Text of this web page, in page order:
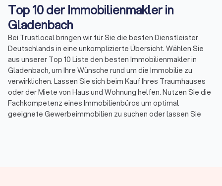
Top 10 der Immobilienmakler in
Gladenbach
Bei Trustlocal bringen wir für Sie die besten Dienstleister
Deutschlands in eine unkomplizierte Übersicht. Wählen Sie
aus unserer Top 10 Liste den besten Immobilienmakler in
Gladenbach, um Ihre Wünsche rund um die Immobilie zu
verwirklichen. Lassen Sie sich beim Kauf Ihres Traumhauses
oder der Miete von Haus und Wohnung helfen. Nutzen Sie die
Fachkompetenz eines Immobilienbüros um optimal
geeignete Gewerbeimmobilien zu suchen oder lassen Sie